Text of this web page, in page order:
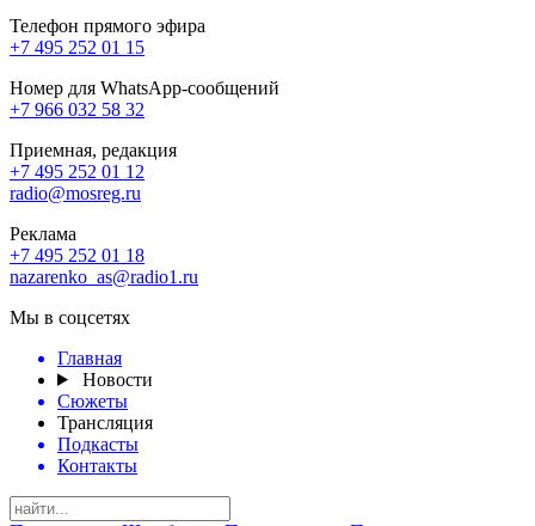
Телефон прямого эфира
+7 495 252 01 15
Номер для WhatsApp-сообщений
+7 966 032 58 32
Приемная, редакция
+7 495 252 01 12
radio@mosreg.ru
Реклама
+7 495 252 01 18
nazarenko_as@radio1.ru
Мы в соцсетях
Главная
Новости
Сюжеты
Трансляция
Подкасты
Контакты